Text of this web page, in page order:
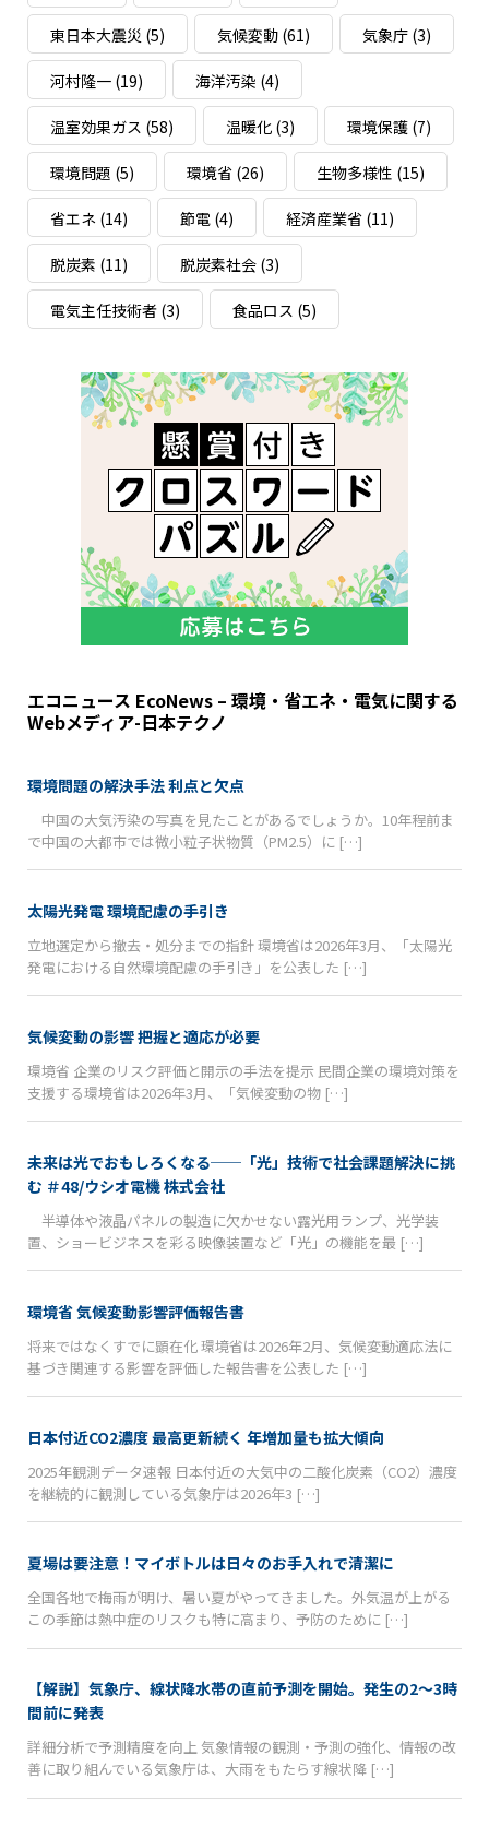
東日本大震災 (5) 気候変動(61) 気象庁(3)
河村隆一(19) 海洋汚染 (4)
温室効果ガス (58) 温暖化(3) 環境保護(7)
環境問題 (5) 環境省(26) 生物多様性 (15)
省エネ (14) 節電(4) 経済産業省(11)
脱炭素 (11) 脱炭素社会(3)
電気主任技術者(3) 食品ロス (5)
エコニュース EcoNews – 環境・省エネ・電気に関する
Webメディア-日本テクノ
環境問題の解決手法 利点と欠点
中国の大気汚染の写真を見たことがあるでしょうか。10年程前ま
で中国の大都市では微小粒子状物質（PM2.5）に […]
太陽光発電 環境配慮の手引き
立地選定から撤去・処分までの指針 環境省は2026年3月、「太陽光
発電における自然環境配慮の手引き」を公表した […]
気候変動の影響 把握と適応が必要
環境省 企業のリスク評価と開示の手法を提示 民間企業の環境対策を
支援する環境省は2026年3月、「気候変動の物 […]
未来は光でおもしろくなる──「光」技術で社会課題解決に挑
む ＃48/ウシオ電機 株式会社
半導体や液晶パネルの製造に欠かせない露光用ランプ、光学装
置、ショービジネスを彩る映像装置など「光」の機能を最 […]
環境省 気候変動影響評価報告書
将来ではなくすでに顕在化 環境省は2026年2月、気候変動適応法に
基づき関連する影響を評価した報告書を公表した […]
日本付近CO2濃度 最高更新続く 年増加量も拡大傾向
2025年観測データ速報 日本付近の大気中の二酸化炭素（CO2）濃度
を継続的に観測している気象庁は2026年3 […]
夏場は要注意！マイボトルは日々のお手入れで清潔に
全国各地で梅雨が明け、暑い夏がやってきました。外気温が上がる
この季節は熱中症のリスクも特に高まり、予防のために […]
【解説】気象庁、線状降水帯の直前予測を開始。発生の2〜3時
間前に発表
詳細分析で予測精度を向上 気象情報の観測・予測の強化、情報の改
善に取り組んでいる気象庁は、大雨をもたらす線状降 […]